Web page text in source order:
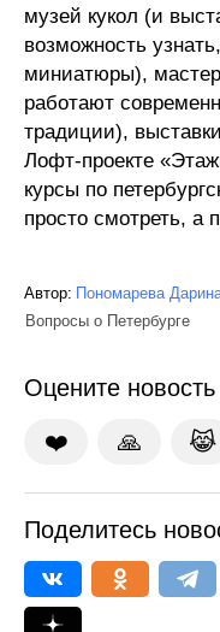
музей кукол (и
возможность
миниатюры),
работают
традиции),
Лофт‑проекте
курсы по
просто смотреть, а
Автор: Пономарева
Вопросы о Петербурге
Оцените новость
❤️ 🙏 😹
Поделитесь